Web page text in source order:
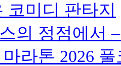
코미디 판타지
의 정점에서
라톤 2026